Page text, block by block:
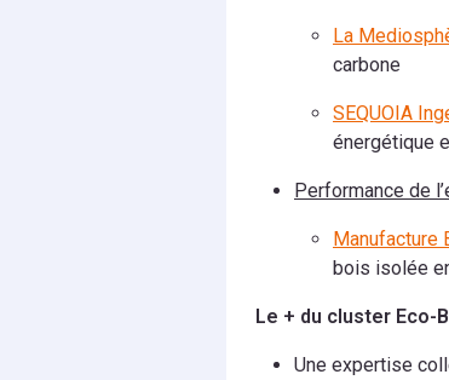
La
carbone
SEQUOIA
énergétique
Performance de
Manufacture
bois isolée
Le + du cluster Eco-
Une expertise